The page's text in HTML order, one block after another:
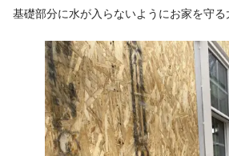
基礎部分に水が入らないようにお家を守る